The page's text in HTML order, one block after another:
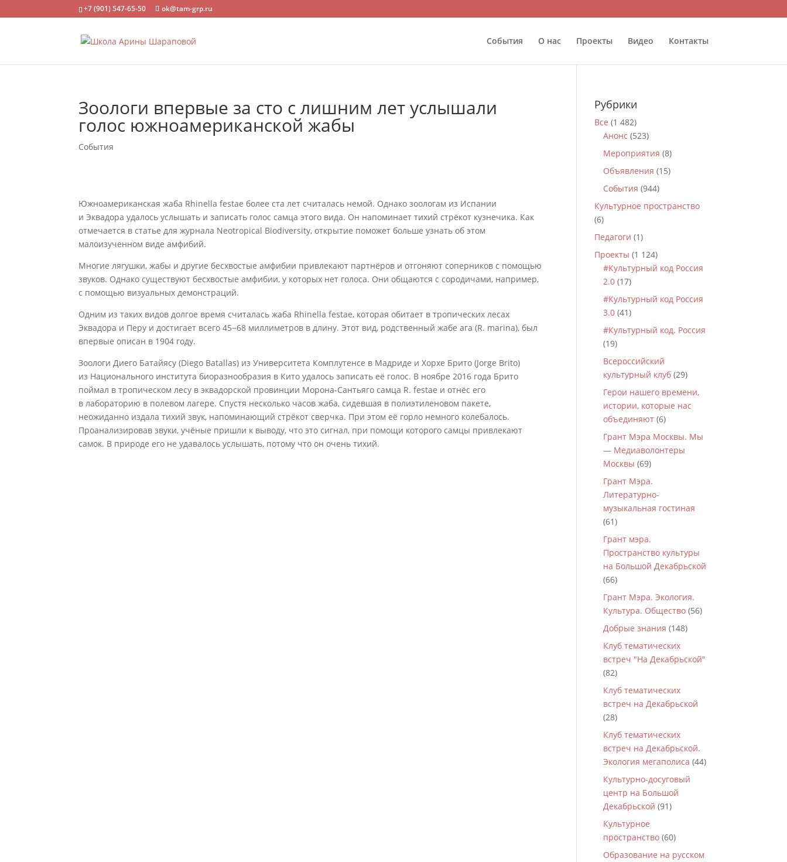
+7 (901) 547-65-50 ok@tam-grp.ru
События О нас Проекты Видео Контакты
Зоологи впервые за сто с лишним лет услышали
голос южноамериканской жабы
События
Южноамериканская жаба Rhinella festae более ста лет считалась немой. Однако зоологам из Испании
и Эквадора удалось услышать и записать голос самца этого вида. Он напоминает тихий стрёкот кузнечика. Как
отмечается в статье для журнала Neotropical Biodiversity, открытие поможет больше узнать об этом
малоизученном виде амфибий.
Многие лягушки, жабы и другие бесхвостые амфибии привлекают партнёров и отгоняют соперников с помощью
звуков. Однако существуют бесхвостые амфибии, у которых нет голоса. Они общаются с сородичами, например,
с помощью визуальных демонстраций.
Одним из таких видов долгое время считалась жаба Rhinella festae, которая обитает в тропических лесах
Эквадора и Перу и достигает всего 45−68 миллиметров в длину. Этот вид, родственный жабе ага (R. marina), был
впервые описан в 1904 году.
Зоологи Диего Батайясу (Diego Batallas) из Университета Комплутенсе в Мадриде и Хорхе Брито (Jorge Brito)
из Национального института биоразнообразия в Кито удалось записать её голос. В ноябре 2016 года Брито
поймал в тропическом лесу в эквадорской провинции Морона-Сантьяго самца R. festae и отнёс его
в лабораторию в полевом лагере. Спустя несколько часов жаба, сидевшая в полиэтиленовом пакете,
неожиданно издала тихий звук, напоминающий стрёкот сверчка. При этом её горло немного колебалось.
Проанализировав звуки, учёные пришли к выводу, что это сигнал, при помощи которого самцы привлекают
самок. В природе его не удавалось услышать, потому что он очень тихий.
Рубрики
Все (1 482)
Анонс (523)
Мероприятия (8)
Объявления (15)
События (944)
Культурное пространство
(6)
Педагоги (1)
Проекты (1 124)
#Культурный код Россия
2.0 (17)
#Культурный код Россия
3.0 (41)
#Культурный код. Россия
(19)
Всероссийский
культурный клуб (29)
Герои нашего времени,
истории, которые нас
объединяют (6)
Грант Мэра Москвы. Мы
— Медиаволонтеры
Москвы (69)
Грант Мэра.
Литературно-
музыкальная гостиная
(61)
Грант мэра.
Пространство культуры
на Большой Декабрьской
(66)
Грант Мэра. Экология.
Культура. Общество (56)
Добрые знания (148)
Клуб тематических
встреч "На Декабрьской"
(82)
Клуб тематических
встреч на Декабрьской
(28)
Клуб тематических
встреч на Декабрьской.
Экология мегаполиса (44)
Культурно-досуговый
центр на Большой
Декабрьской (91)
Культурное
пространство (60)
Образование на русском